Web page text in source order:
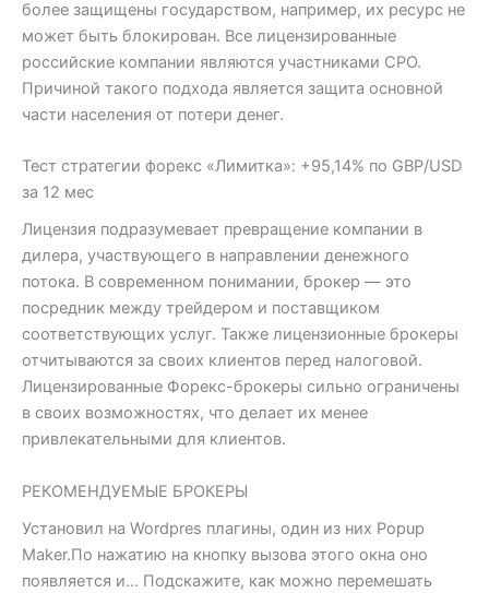
более защищены государством, например, их ресурс не
может быть блокирован. Все лицензированные
российские компании являются участниками СРО.
Причиной такого подхода является защита основной
части населения от потери денег.
Тест стратегии форекс «Лимитка»: +95,14% по GBP/USD
за 12 мес
Лицензия подразумевает превращение компании в
дилера, участвующего в направлении денежного
потока. В современном понимании, брокер — это
посредник между трейдером и поставщиком
соответствующих услуг. Также лицензионные брокеры
отчитываются за своих клиентов перед налоговой.
Лицензированные Форекс-брокеры сильно ограничены
в своих возможностях, что делает их менее
привлекательными для клиентов.
РЕКОМЕНДУЕМЫЕ БРОКЕРЫ
Установил на Wordpres плагины, один из них Popup
Maker.По нажатию на кнопку вызова этого окна оно
появляется и… Подскажите, как можно перемешать